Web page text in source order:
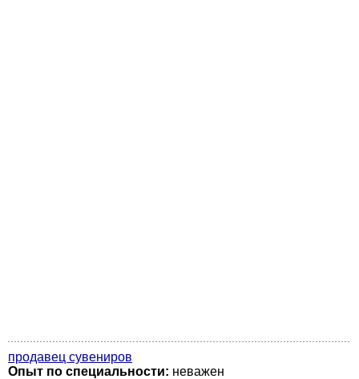
продавец сувениров
Опыт по специальности: неважен